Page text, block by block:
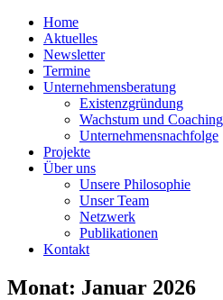
Home
Aktuelles
Newsletter
Termine
Unternehmensberatung
Existenzgründung
Wachstum und Coaching
Unternehmensnachfolge
Projekte
Über uns
Unsere Philosophie
Unser Team
Netzwerk
Publikationen
Kontakt
Monat: Januar 2026